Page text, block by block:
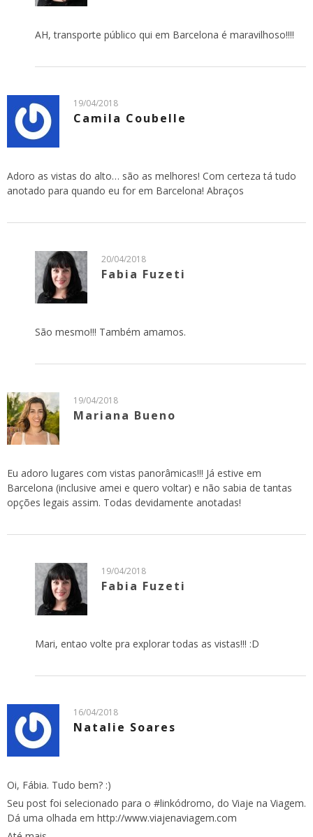
AH, transporte público qui em Barcelona é maravilhoso!!!!
19/04/2018
Camila Coubelle
Adoro as vistas do alto… são as melhores! Com certeza tá tudo
anotado para quando eu for em Barcelona! Abraços
20/04/2018
Fabia Fuzeti
São mesmo!!! Também amamos.
19/04/2018
Mariana Bueno
Eu adoro lugares com vistas panorâmicas!!! Já estive em
Barcelona (inclusive amei e quero voltar) e não sabia de tantas
opções legais assim. Todas devidamente anotadas!
19/04/2018
Fabia Fuzeti
Mari, entao volte pra explorar todas as vistas!!! :D
16/04/2018
Natalie Soares
Oi, Fábia. Tudo bem? :)
Seu post foi selecionado para o #linkódromo, do Viaje na Viagem.
Dá uma olhada em http://www.viajenaviagem.com